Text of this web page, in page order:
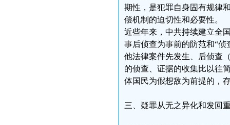
期性，是犯罪自身固有规律
偿机制的迫切性和必要性。
近些年来，中共持续建立全
事后侦查为事前的防范和“
他法律案件先发生、后侦查
的侦查、证据的收集比以往
体国民为假想敌为前提的，
三、疑罪从无之异化和发回